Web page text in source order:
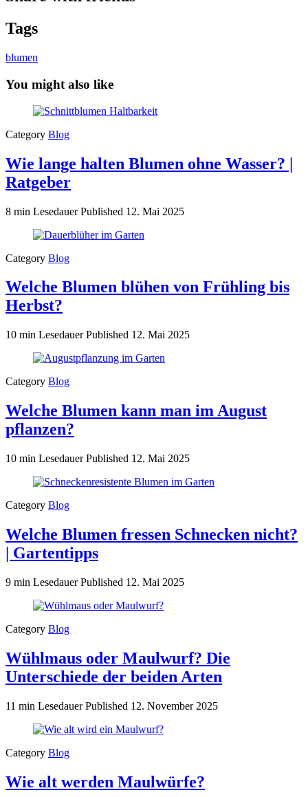
Tags
blumen
You might also like
Category Blog
Wie lange halten Blumen ohne Wasser? |
Ratgeber
8 min LesedauerPublished 12. Mai 2025
Category Blog
Welche Blumen blühen von Frühling bis
Herbst?
10 min LesedauerPublished 12. Mai 2025
Category Blog
Welche Blumen kann man im August
pflanzen?
10 min LesedauerPublished 12. Mai 2025
Category Blog
Welche Blumen fressen Schnecken nicht?
| Gartentipps
9 min LesedauerPublished 12. Mai 2025
Category Blog
Wühlmaus oder Maulwurf? Die
Unterschiede der beiden Arten
11 min LesedauerPublished 12. November 2025
Category Blog
Wie alt werden Maulwürfe?